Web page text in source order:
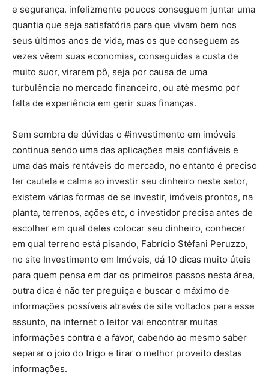
e segurança. infelizmente poucos conseguem juntar uma
quantia que seja satisfatória para que vivam bem nos
seus últimos anos de vida, mas os que conseguem as
vezes vêem suas economias, conseguidas a custa de
muito suor, virarem pô, seja por causa de uma
turbulência no mercado financeiro, ou até mesmo por
falta de experiência em gerir suas finanças.
Sem sombra de dúvidas o #investimento em imóveis
continua sendo uma das aplicações mais confiáveis e
uma das mais rentáveis do mercado, no entanto é preciso
ter cautela e calma ao investir seu dinheiro neste setor,
existem várias formas de se investir, imóveis prontos, na
planta, terrenos, ações etc, o investidor precisa antes de
escolher em qual deles colocar seu dinheiro, conhecer
em qual terreno está pisando, Fabrício Stéfani Peruzzo,
no site Investimento em Imóveis, dá 10 dicas muito úteis
para quem pensa em dar os primeiros passos nesta área,
outra dica é não ter preguiça e buscar o máximo de
informações possíveis através de site voltados para esse
assunto, na internet o leitor vai encontrar muitas
informações contra e a favor, cabendo ao mesmo saber
separar o joio do trigo e tirar o melhor proveito destas
informações.